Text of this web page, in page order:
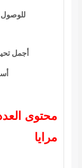
للوصول
أجمل
محتوى
مرايا